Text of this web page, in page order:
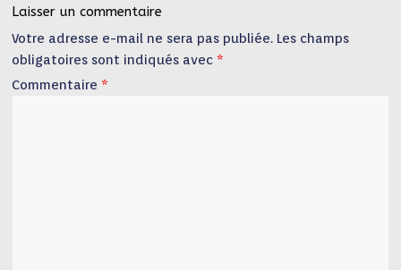
Laisser un commentaire
Votre adresse e-mail ne sera pas publiée. Les champs
obligatoires sont indiqués avec *
Commentaire *